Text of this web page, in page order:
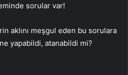
sorular var!
aklını meşgul eden bu sorulara
ne yapabildi, atanabildi mi?